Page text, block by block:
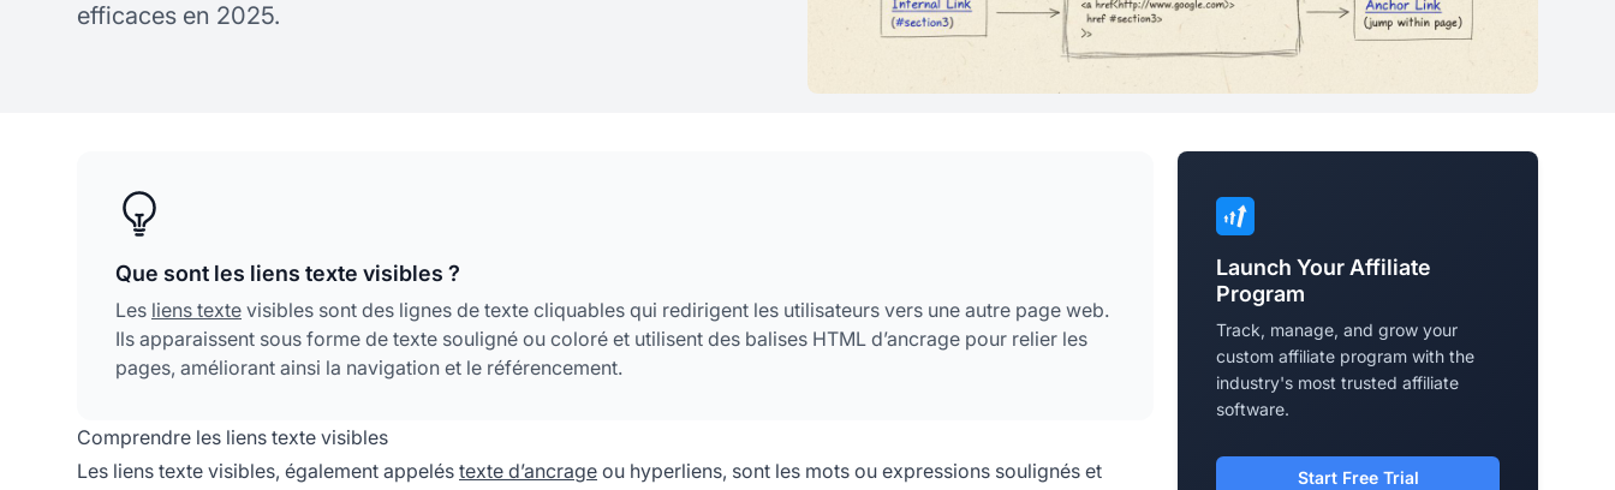
efficaces en 2025.
Que sont les liens texte visibles ?
Les liens texte visibles sont des lignes de texte cliquables qui redirigent les utilisateurs vers une autre page web.
Ils apparaissent sous forme de texte souligné ou coloré et utilisent des balises HTML d’ancrage pour relier les
pages, améliorant ainsi la navigation et le référencement.
Comprendre les liens texte visibles
Les liens texte visibles, également appelés texte d’ancrage ou hyperliens, sont les mots ou expressions soulignés et
Launch Your Affiliate
Program
Track, manage, and grow your
custom affiliate program with the
industry's most trusted affiliate
software.
Start Free Trial